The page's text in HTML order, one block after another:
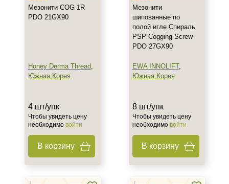
Область применения
1 упк
4 шт/упк
Показать еще
Ингредиенты
Мезонити COG 1R
PDO 21GX90
Honey Derma Thread,
Южная Корея
4 шт/упк
Чтобы увидеть цену
необходимо войти
В корзину
Мезонити
шипованные по
полой игле Спираль
PSP Cogging Screw
PDO 27GX90
EWA INNOLIFT,
Южная Корея
8 шт/упк
Чтобы увидеть цену
необходимо войти
В корзину